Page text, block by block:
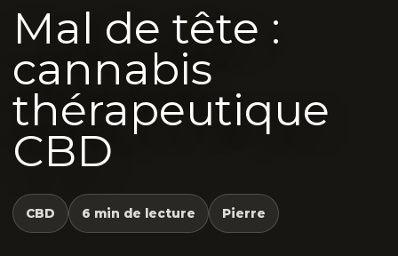
Mal de tête :
cannabis
thérapeutique
CBD
CBD 6 min de lecture Pierre